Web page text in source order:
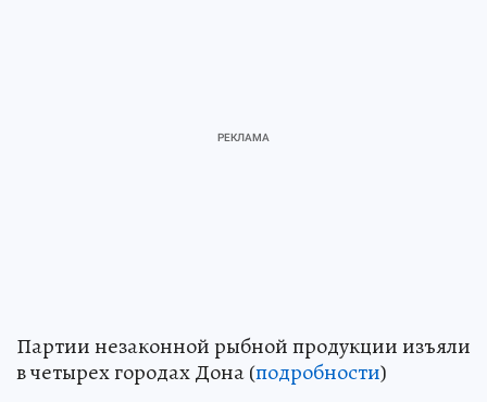
Партии незаконной рыбной продукции изъяли
в четырех городах Дона (подробности)